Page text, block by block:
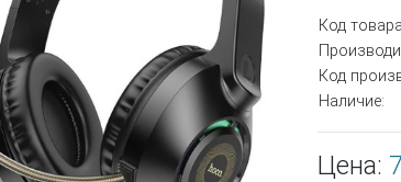
Код
Код
Наличие:
Цена: